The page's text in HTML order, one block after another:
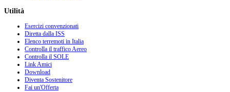
Utilità
Esercizi convenzionati
Diretta dalla ISS
Elenco terremoti in Italia
Controlla il traffico Aereo
Controlla il SOLE
Link Amici
Download
Diventa Sostenitore
Fai un'Offerta